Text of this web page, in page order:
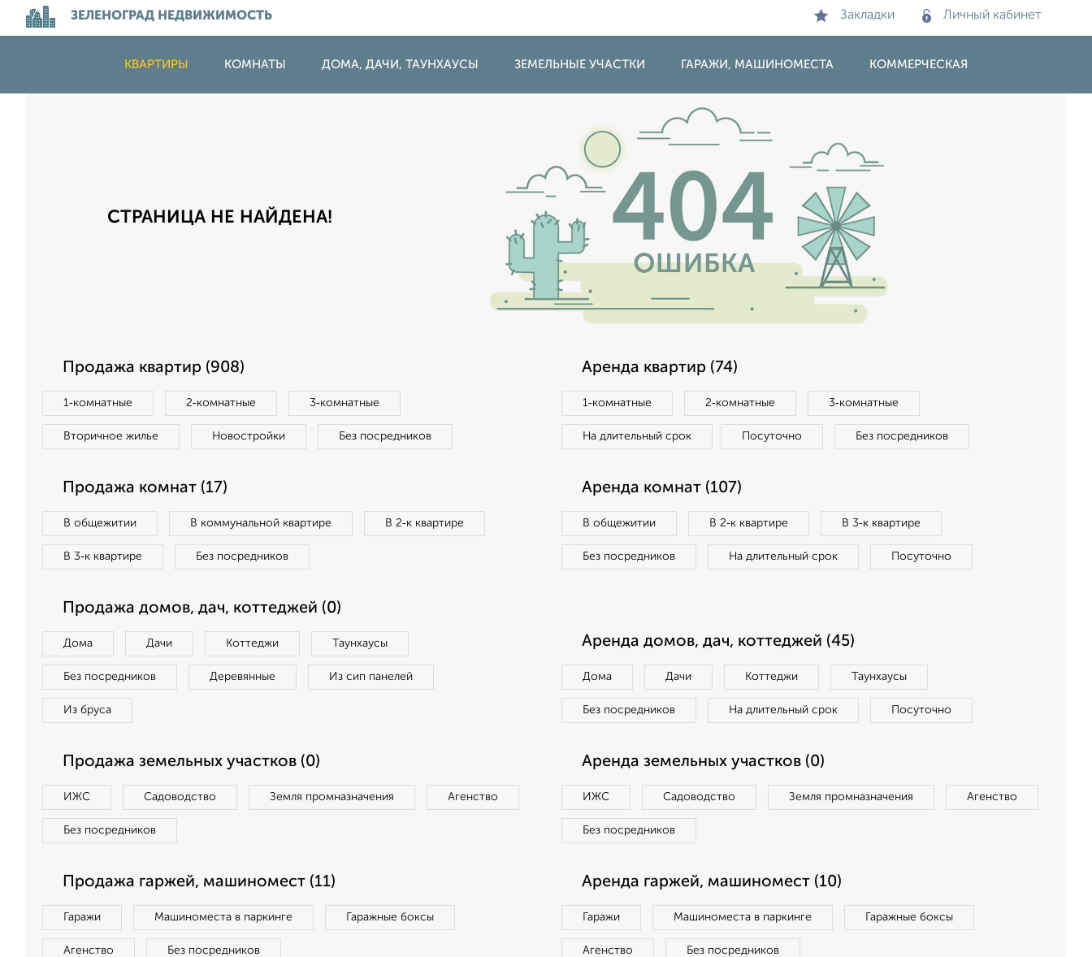
ЗЕЛЕНОГРАД НЕДВИЖИМОСТЬ Закладки Личный кабинет
КВАРТИРЫ КОМНАТЫ ДОМА, ДАЧИ, ТАУНХАУСЫ ЗЕМЕЛЬНЫЕ УЧАСТКИ ГАРАЖИ, МАШИНОМЕСТА КОММЕРЧЕСКАЯ
СТРАНИЦА НЕ НАЙДЕНА!
Продажа квартир (908)
1‑комнатные 2‑комнатные 3‑комнатные
Вторичное жилье Новостройки Без посредников
Аренда квартир (74)
1‑комнатные 2‑комнатные 3‑комнатные
На длительный срок Посуточно Без посредников
Продажа комнат (17)
В общежитии В коммунальной квартире В 2‑к квартире
В 3‑к квартире Без посредников
Аренда комнат (107)
В общежитии В 2‑к квартире В 3‑к квартире
Без посредников На длительный срок Посуточно
Продажа домов, дач, коттеджей (0)
Дома Дачи Коттеджи Таунхаусы
Без посредников Деревянные Из сип панелей
Из бруса
Аренда домов, дач, коттеджей (45)
Дома Дачи Коттеджи Таунхаусы
Без посредников На длительный срок Посуточно
Продажа земельных участков (0)
ИЖС Садоводство Земля промназначения Агенство
Без посредников
Аренда земельных участков (0)
ИЖС Садоводство Земля промназначения Агенство
Без посредников
Продажа гаржей, машиномест (11)
Гаражи Машиноместа в паркинге Гаражные боксы
Агенство Без посредников
Аренда гаржей, машиномест (10)
Гаражи Машиноместа в паркинге Гаражные боксы
Агенство Без посредников